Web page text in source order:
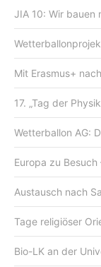
JIA 10: Wir bauen
Mit Erasmus+
17. „Tag der
Wetterballon AG:
Europa zu
Austausch nach
Tage religiöser
Bio-LK an der